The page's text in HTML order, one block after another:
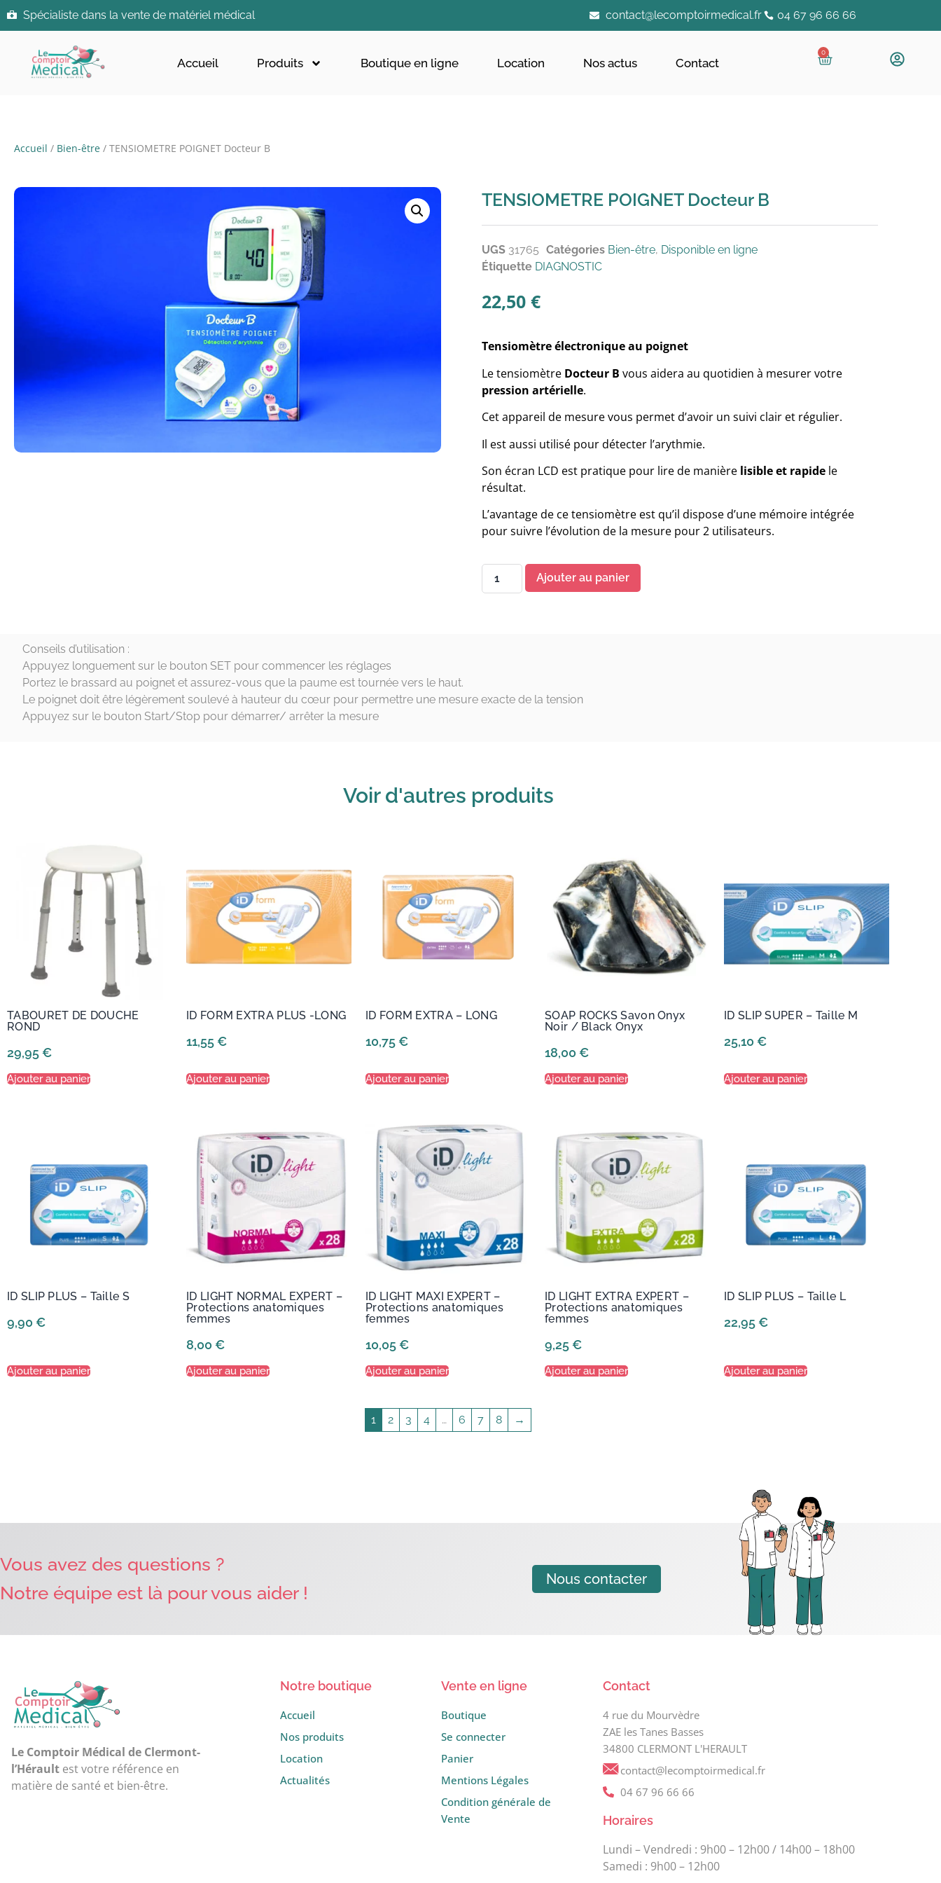
Spécialiste dans la vente de matériel médical contact@lecomptoirmedical.fr 04 67 96 66 66
Accueil Produits Boutique en ligne Location Nos actus Contact
0
Accueil / Bien-être / TENSIOMETRE POIGNET Docteur B
TENSIOMETRE POIGNET Docteur B
UGS 31765 Catégories Bien-être, Disponible en ligne
Étiquette DIAGNOSTIC
22,50 €
Tensiomètre électronique au poignet
Le tensiomètre Docteur B vous aidera au quotidien à mesurer votre
pression artérielle.
Cet appareil de mesure vous permet d’avoir un suivi clair et régulier.
Il est aussi utilisé pour détecter l’arythmie.
Son écran LCD est pratique pour lire de manière lisible et rapide le
résultat.
L’avantage de ce tensiomètre est qu’il dispose d’une mémoire intégrée
pour suivre l’évolution de la mesure pour 2 utilisateurs.
Ajouter au panier
Conseils d’utilisation :
Appuyez longuement sur le bouton SET pour commencer les réglages
Portez le brassard au poignet et assurez-vous que la paume est tournée vers le haut.
Le poignet doit être légèrement soulevé à hauteur du cœur pour permettre une mesure exacte de la tension
Appuyez sur le bouton Start/Stop pour démarrer/ arrêter la mesure
Voir d'autres produits
TABOURET DE DOUCHE
ROND
29,95€
Ajouter au panier
ID FORM EXTRA PLUS -LONG
11,55€
Ajouter au panier
ID FORM EXTRA – LONG
10,75€
Ajouter au panier
SOAP ROCKS Savon Onyx
Noir / Black Onyx
18,00 €
Ajouter au panier
ID SLIP SUPER – Taille M
25,10 €
Ajouter au panier
ID SLIP PLUS – Taille S
9,90 €
Ajouter au panier
ID LIGHT NORMAL EXPERT –
Protections anatomiques
femmes
8,00 €
Ajouter au panier
ID LIGHT MAXI EXPERT –
Protections anatomiques
femmes
10,05€
Ajouter au panier
ID LIGHT EXTRA EXPERT –
Protections anatomiques
femmes
9,25€
Ajouter au panier
ID SLIP PLUS – Taille L
22,95€
Ajouter au panier
1 2 3 4 … 6 7 8 →
Vous avez des questions ?
Notre équipe est là pour vous aider !
Nous contacter
Le Comptoir Médical de Clermont-
l’Hérault est votre référence en
matière de santé et bien-être.
Notre boutique
Accueil
Nos produits
Location
Actualités
Vente en ligne
Boutique
Se connecter
Panier
Mentions Légales
Condition générale de
Vente
Contact
4 rue du Mourvèdre
ZAE les Tanes Basses
34800 CLERMONT L'HERAULT
contact@lecomptoirmedical.fr
04 67 96 66 66
Horaires
Lundi – Vendredi : 9h00 – 12h00 / 14h00 – 18h00
Samedi : 9h00 – 12h00